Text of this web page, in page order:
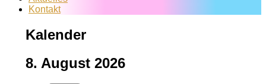
Kontakt
Kalender
8. August 2026